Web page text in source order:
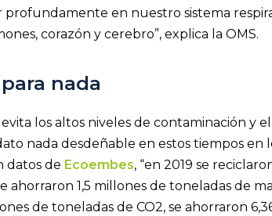
en nuestro sistema
corazón y cerebro”, explica la OMS.
nada
los altos niveles de contaminación y
nada desdeñable en estos tiempos en
datos de Ecoembes, “en 2019 se
ahorraron 1,5 millones de toneladas de
de toneladas de CO2, se ahorraron